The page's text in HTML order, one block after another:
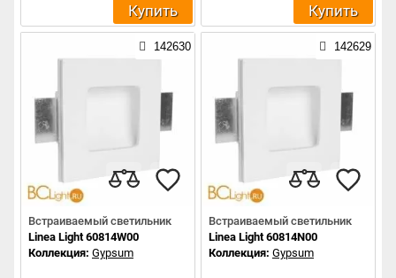
Купить Купить
142630
Встраиваемый светильник
Linea Light 60814W00
Коллекция: Gypsum
142629
Встраиваемый светильник
Linea Light 60814N00
Коллекция: Gypsum